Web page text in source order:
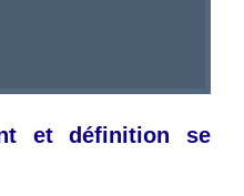
et définition se